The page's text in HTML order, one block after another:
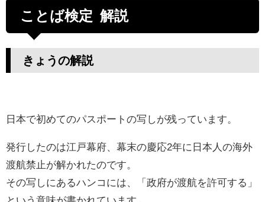
ことば検定 解説
きょうの解説
日本で初めてのパスポートの写しが残っています。
発行したのは江戸幕府、幕末の慶応2年に日本人の海外
渡航禁止が解かれたのです。
その写しにあるハンコには、「政府が渡航を許可する」